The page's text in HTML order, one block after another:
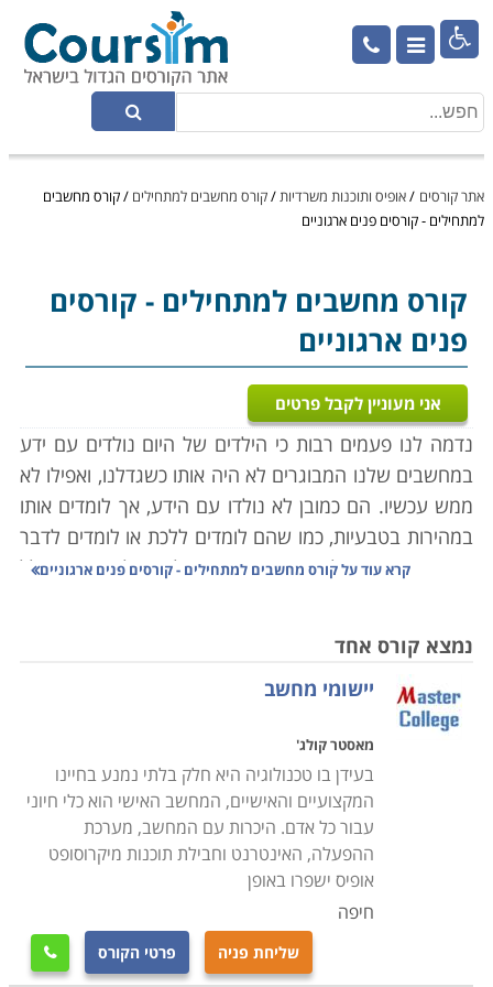

אתר קורסים /אופיס ותוכנות משרדיות/קורס מחשבים למתחילים /קורס מחשבים
למתחילים - קורסים פנים ארגוניים
קורס מחשבים למתחילים - קורסים
פנים ארגוניים
אני מעוניין לקבל פרטים
נדמה לנו פעמים רבות כי הילדים של היום נולדים עם ידע
במחשבים שלנו המבוגרים לא היה אותו כשגדלנו, ואפילו לא
ממש עכשיו. הם כמובן לא נולדו עם הידע, אך לומדים אותו
במהירות בטבעיות, כמו שהם לומדים ללכת או לומדים לדבר
את שפת אימם. לכן, קורס מחשבים למתחילים בדרך כלל
בגיל העמידה ואולי אפילו בגיל מאוחר יותר.
הפנייה אל לימודי מחשבים למתחילים נובעים מסיבות
שונות, ביניהם הרצון של הורים וסבים להתקרב ולהתחבר
אל הדור הצעיר, להיות מסוגלים לשלוח להם דואר
אלקטרוני, להדפיס להם מכתבים ועוד. לעיתים הצורך נובע
משינויים במקומות העבודה אשר מחליפים ציוד, ודורשים
מהעובדים להתעדכן בהפעלתם של מחשבים ברמה בסיסית
לפחות. ברור היום כי גם הפעלה של קופת חשבונות בסופר
היא סוג של הפעלת מחשבים.
קרא עוד עלקורס מחשבים למתחילים - קורסים פנים ארגוניים
נמצא קורס אחד
יישומי מחשב
מאסטר קולג'
בעידן בו טכנולוגיה היא חלק בלתי נמנע בחיינו
המקצועיים והאישיים, המחשב האישי הוא כלי חיוני
עבור כל אדם. היכרות עם המחשב, מערכת
ההפעלה, האינטרנט וחבילת תוכנות מיקרוסופט
אופיס ישפרו באופן
חיפה
שליחת פניה פרטי הקורס 